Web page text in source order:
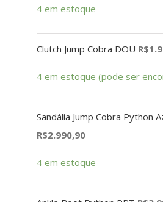
4 em estoque
Clutch Jump Cobra DOU R$
4 em estoque (pode ser
Sandália Jump Cobra Python
R$2.990,90
4 em estoque